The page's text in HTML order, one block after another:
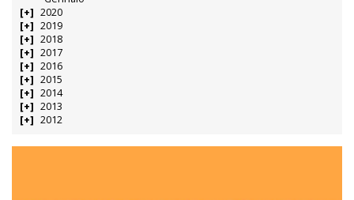
2020
2019
2018
2017
2016
2015
2014
2013
2012